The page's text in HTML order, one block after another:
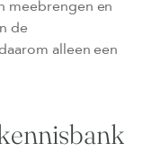
meebrengen en
de
alleen een